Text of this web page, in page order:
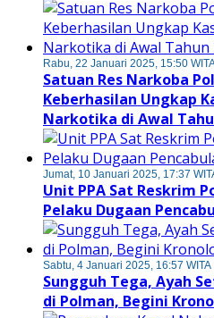
Rabu, 22 Januari 2025, 15:50
Satuan Res Narkoba
Keberhasilan Ungkap
Narkotika di Awal
Jumat, 10 Januari 2025, 17:37
Unit PPA Sat Reskrim
Pelaku Dugaan
Sabtu, 4 Januari 2025, 16:57 WITA
Sungguh Tega, Ayah
di Polman, Begini